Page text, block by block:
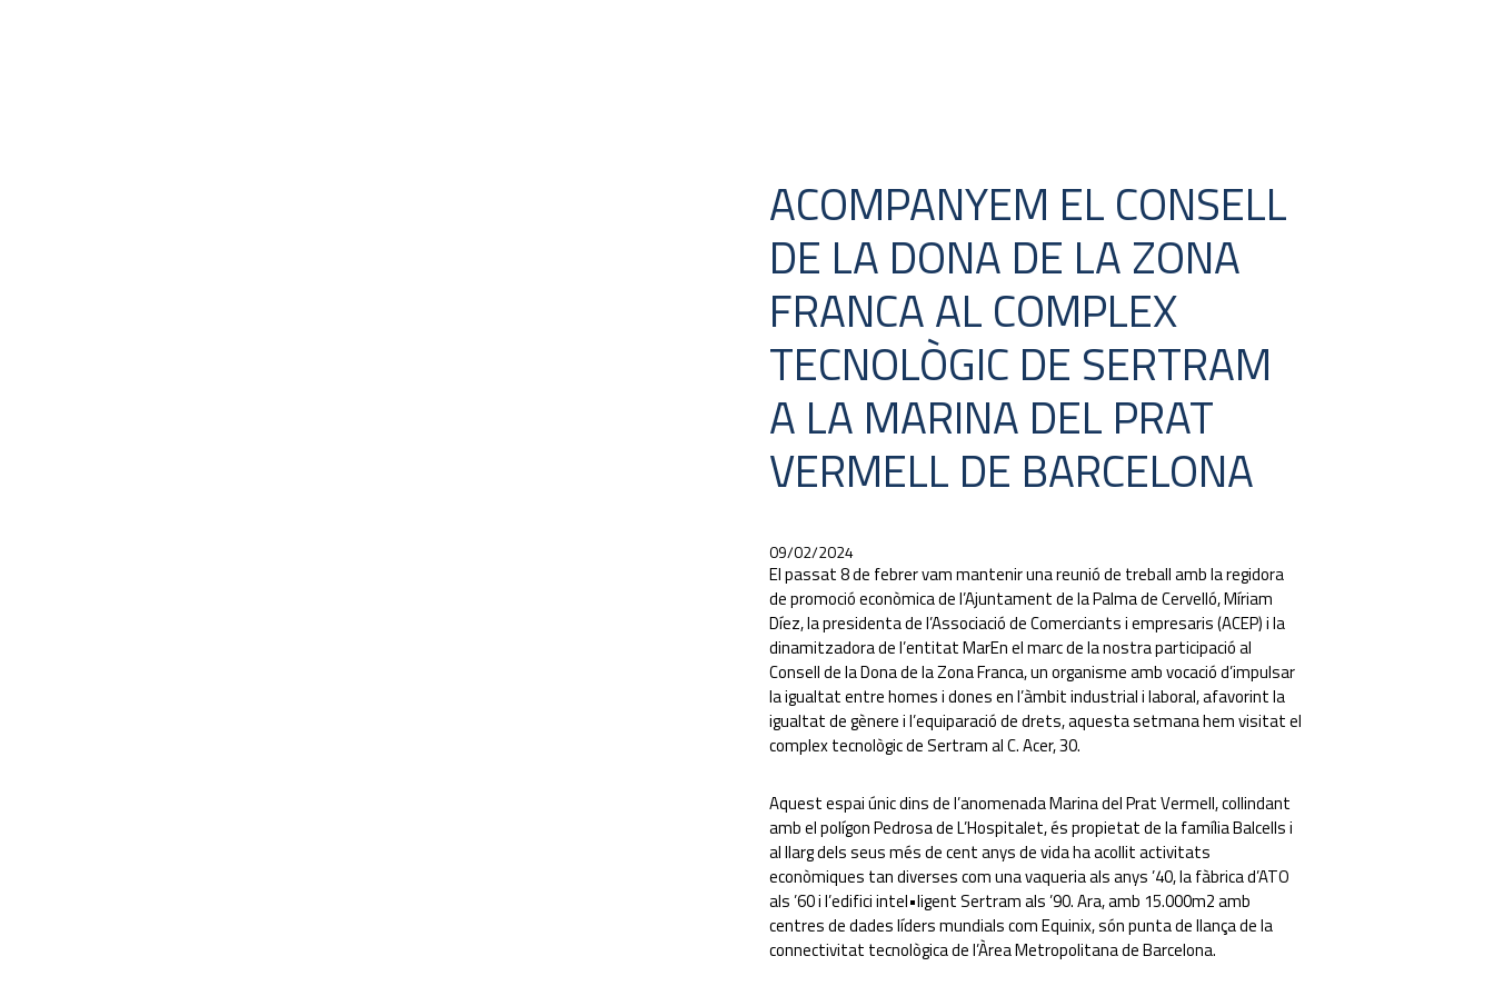
ACOMPANYEM EL CONSELL
DE LA DONA DE LA ZONA
FRANCA AL COMPLEX
TECNOLÒGIC DE SERTRAM
A LA MARINA DEL PRAT
VERMELL DE BARCELONA
09/02/2024
El passat 8 de febrer vam mantenir una reunió de treball amb la regidora
de promoció econòmica de l’Ajuntament de la Palma de Cervelló, Míriam
Díez, la presidenta de l’Associació de Comerciants i empresaris (ACEP) i la
dinamitzadora de l’entitat MarEn el marc de la nostra participació al
Consell de la Dona de la Zona Franca, un organisme amb vocació d’impulsar
la igualtat entre homes i dones en l’àmbit industrial i laboral, afavorint la
igualtat de gènere i l’equiparació de drets, aquesta setmana hem visitat el
complex tecnològic de Sertram al C. Acer, 30.
Aquest espai únic dins de l’anomenada Marina del Prat Vermell, collindant
amb el polígon Pedrosa de L’Hospitalet, és propietat de la família Balcells i
al llarg dels seus més de cent anys de vida ha acollit activitats
econòmiques tan diverses com una vaqueria als anys ’40, la fàbrica d’ATO
als ’60 i l’edifici intel•ligent Sertram als ’90. Ara, amb 15.000m2 amb
centres de dades líders mundials com Equinix, són punta de llança de la
connectivitat tecnològica de l’Àrea Metropolitana de Barcelona.